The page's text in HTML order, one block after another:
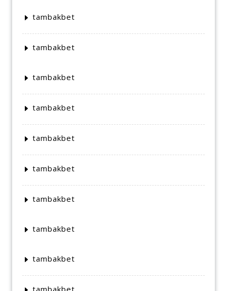
tambakbet
tambakbet
tambakbet
tambakbet
tambakbet
tambakbet
tambakbet
tambakbet
tambakbet